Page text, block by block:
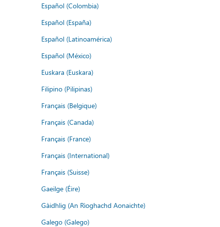
Español (Colombia)
Español (España)
Español (Latinoamérica)
Español (México)
Euskara (Euskara)
Filipino (Pilipinas)
Français (Belgique)
Français (Canada)
Français (France)
Français (International)
Français (Suisse)
Gaeilge (Éire)
Gàidhlig (An Rìoghachd Aonaichte)
Galego (Galego)